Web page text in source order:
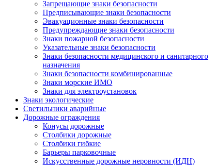
Запрещающие знаки безопасности
Предписывающие знаки безопасности
Эвакуационные знаки безопасности
Предупреждающие знаки безопасности
Знаки пожарной безопасности
Указательные знаки безопасности
Знаки безопасности медицинского и санитарного
назначения
Знаки безопасности комбинированные
Знаки морские ИМО
Знаки для электроустановок
Знаки экологические
Светильники аварийные
Дорожные ограждения
Конусы дорожные
Столбики дорожные
Столбики гибкие
Барьеры парковочные
Искусственные дорожные неровности (ИДН)